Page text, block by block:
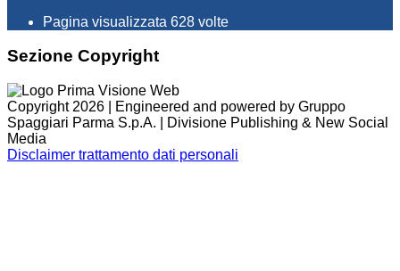
Pagina visualizzata 628 volte
Sezione Copyright
Copyright 2026 | Engineered and powered by Gruppo
Spaggiari Parma S.p.A. | Divisione Publishing & New Social
Media
Disclaimer trattamento dati personali